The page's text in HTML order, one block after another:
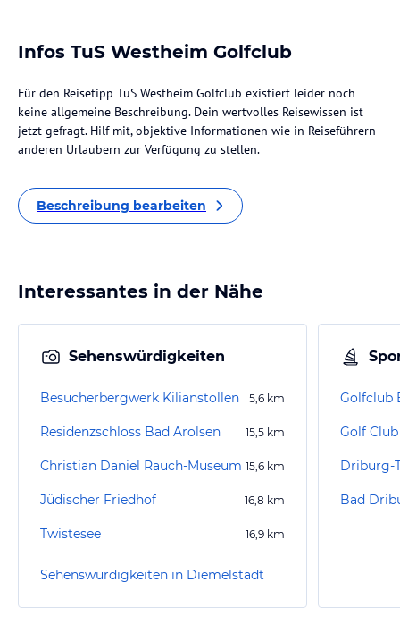
Infos TuS Westheim Golfclub
Für den Reisetipp TuS Westheim Golfclub existiert leider noch
keine allgemeine Beschreibung. Dein wertvolles Reisewissen ist
jetzt gefragt. Hilf mit, objektive Informationen wie in Reiseführern
anderen Urlaubern zur Verfügung zu stellen.
Beschreibung bearbeiten
Interessantes in der Nähe
Sehenswürdigkeiten
Besucherbergwerk Kilianstollen 5,6 km
Residenzschloss Bad Arolsen 15,5 km
Christian Daniel Rauch-Museum 15,6 km
Jüdischer Friedhof 16,8 km
Twistesee 16,9 km
Sehenswürdigkeiten in Diemelstadt
Golfclub
Driburg-
Bad